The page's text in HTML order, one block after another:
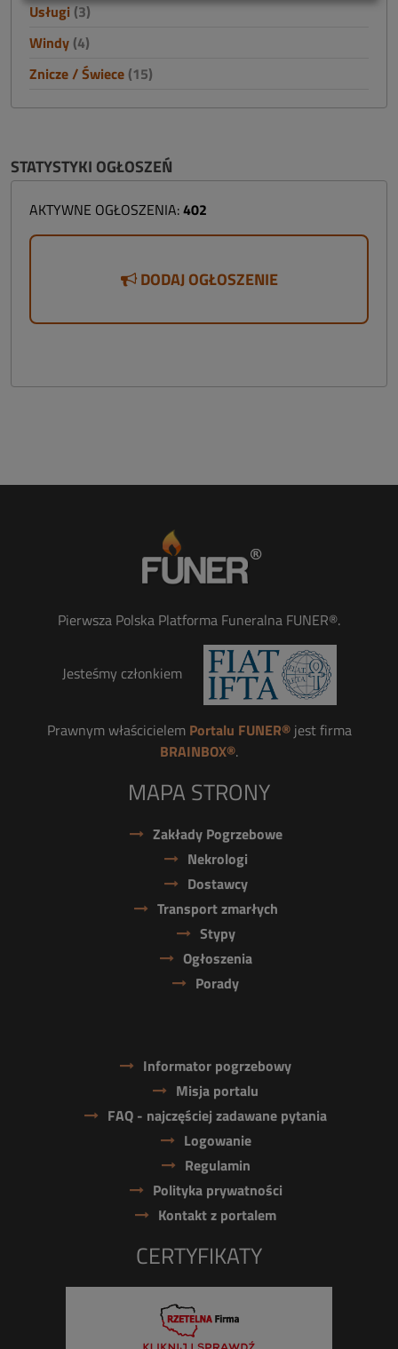
Usługi (3)
Windy (4)
Znicze / Świece (15)
STATYSTYKI OGŁOSZEŃ
AKTYWNE OGŁOSZENIA:402
DODAJ OGŁOSZENIE
Pierwsza Polska Platforma Funeralna FUNER®.
Jesteśmy członkiem
Prawnym właścicielem Portalu FUNER®jest firma
BRAINBOX®.
MAPA STRONY
Zakłady Pogrzebowe
Nekrologi
Dostawcy
Transport zmarłych
Stypy
Ogłoszenia
Porady
Informator pogrzebowy
Misja portalu
FAQ - najczęściej zadawane pytania
Logowanie
Regulamin
Polityka prywatności
Kontakt z portalem
CERTYFIKATY